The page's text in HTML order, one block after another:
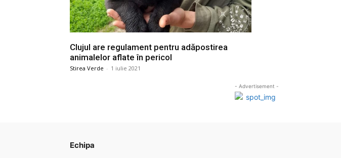
Clujul are regulament pentru adăpostirea
animalelor aflate în pericol
Stirea Verde - 1 iulie 2021
- Advertisement -
Echipa